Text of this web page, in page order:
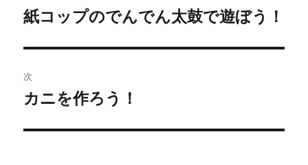
稿
ビ
ゲ
ー
過
の
投
稿:
紙コップのでんでん太鼓で遊ぼう！
次
次
投
カニを作ろう！